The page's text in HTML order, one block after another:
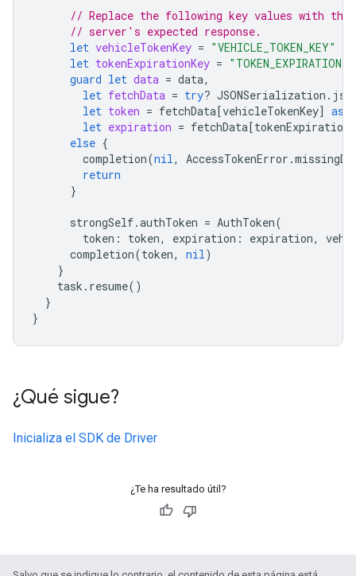
// Replace the following key values with the
// server's expected response.
let vehicleTokenKey = "VEHICLE_TOKEN_KEY"
let tokenExpirationKey = "TOKEN_EXPIRATION"
guard let data = data,
let fetchData = try? JSONSerialization .
let token = fetchData[vehicleTokenKey] as
let expiration = fetchData[
else {
completion(nil, AccessTokenError .
return
}
strongSelf.authToken = AuthToken(
token : token, expiration : expiration,
completion(token, nil)
}
task . resume()
}
}
¿Qué sigue?
Inicializa el SDK de Driver
¿Te ha resultado útil?